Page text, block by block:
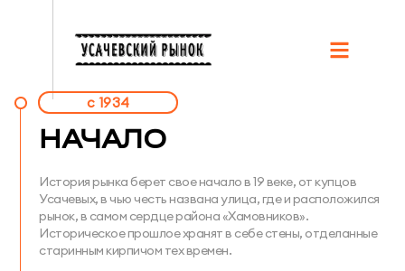
c 1934
НАЧАЛО
История рынка берет свое начало в 19 веке, от купцов
Усачевых, в чью честь названа улица, где и расположился
рынок, в самом сердце района «Хамовников».
Историческое прошлое хранят в себе стены, отделанные
старинным кирпичом тех времен.